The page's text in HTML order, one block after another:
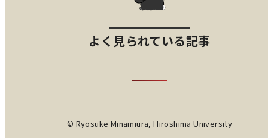
よく見られている記事
© Ryosuke Minamiura, Hiroshima University